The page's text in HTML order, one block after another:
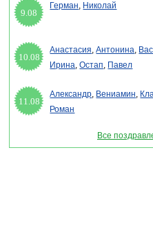
9.08
Герман, Николай
10.08
Анастасия,Антонина,
Ирина,Остап, Павел
11.08
Александр, Вениамин,
Роман
Все